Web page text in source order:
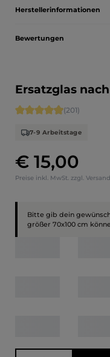
Herstellerinformationen
Bewertungen
Ersatzglas
Regulärer Preis:
€ 15,00
Preise inkl. MwSt. zzgl.
Durchschnittliche
(201)
7-9 Arbeitstage
Bitte gib dein
größer 70x100 cm